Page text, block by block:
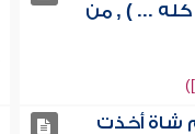
كله ... ) , من
شاة أخذت